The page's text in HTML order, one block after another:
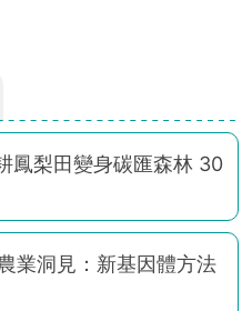
鳳梨田變身碳匯森林 30
業洞見：新基因體方法